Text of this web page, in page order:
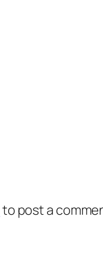
to post a